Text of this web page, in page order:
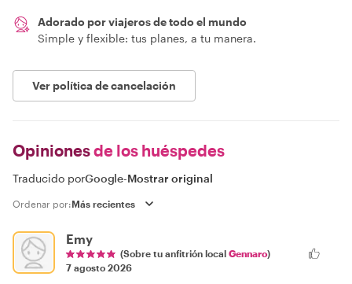
Adorado por viajeros de todo el mundo
Simple y flexible: tus planes, a tu manera.
Ver política de cancelación
Opinionesde los huéspedes
Traducido porGoogle-Mostrar original
Ordenar por:
Emy
(Sobre tu anfitrión local Gennaro)
7 agosto 2026